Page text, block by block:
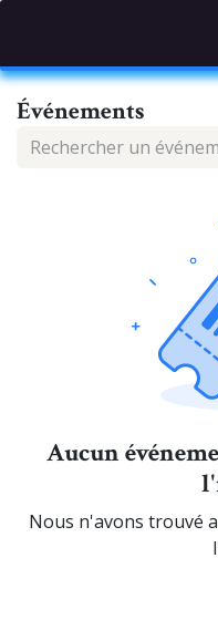
Événements
Aucun
Nous n'avons trouvé